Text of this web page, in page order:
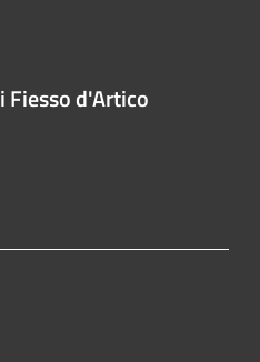
Fiesso d'Artico